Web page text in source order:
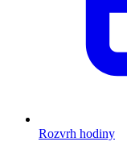
Rozvrh hodiny